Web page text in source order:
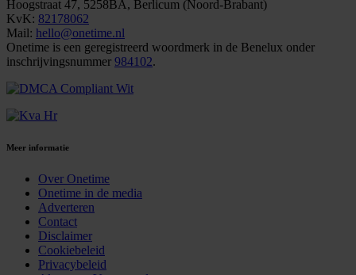
Hoogstraat 47, 5258BA, Berlicum (Noord-Brabant)
KvK: 82178062
Mail: hello@onetime.nl
Onetime is een geregistreerd woordmerk in de Benelux onder
inschrijvingsnummer 984102.
Meer informatie
Over Onetime
Onetime in de media
Adverteren
Contact
Disclaimer
Cookiebeleid
Privacybeleid